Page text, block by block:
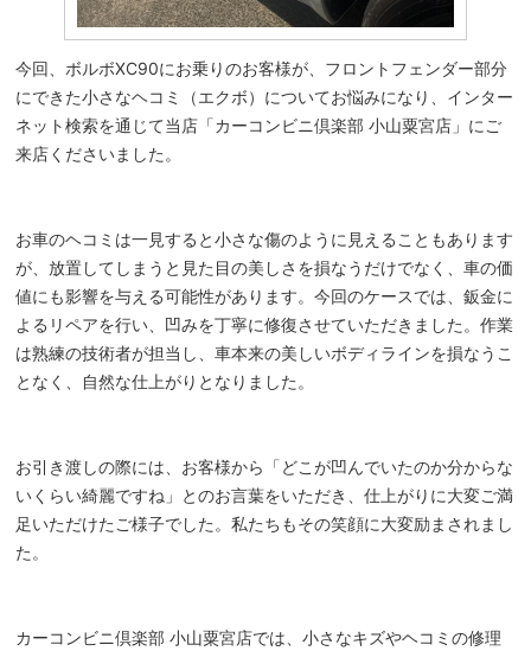
今回、ボルボXC90にお乗りのお客様が、フロントフェンダー部分
にできた小さなヘコミ（エクボ）についてお悩みになり、インター
ネット検索を通じて当店「カーコンビニ倶楽部 小山粟宮店」にご
来店くださいました。
お車のヘコミは一見すると小さな傷のように見えることもあります
が、放置してしまうと見た目の美しさを損なうだけでなく、車の価
値にも影響を与える可能性があります。今回のケースでは、鈑金に
よるリペアを行い、凹みを丁寧に修復させていただきました。作業
は熟練の技術者が担当し、車本来の美しいボディラインを損なうこ
となく、自然な仕上がりとなりました。
お引き渡しの際には、お客様から「どこが凹んでいたのか分からな
いくらい綺麗ですね」とのお言葉をいただき、仕上がりに大変ご満
足いただけたご様子でした。私たちもその笑顔に大変励まされまし
た。
カーコンビニ倶楽部 小山粟宮店では、小さなキズやヘコミの修理